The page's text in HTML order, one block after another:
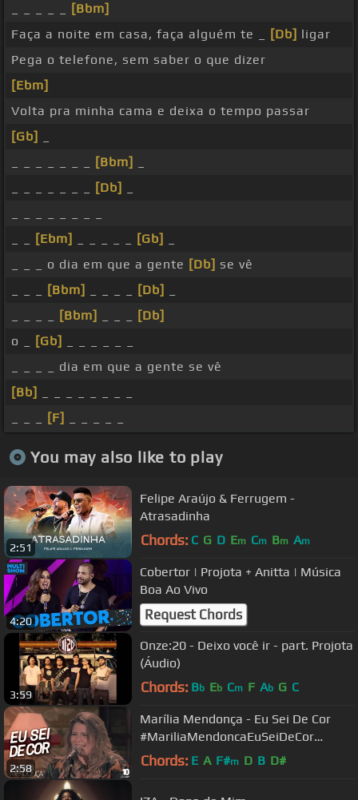
[Bbm]
Faça a noite em casa, faça alguém te _
[Db] ligar
Pega o telefone, sem saber o que dizer
[Ebm]
Volta pra minha cama e deixa o tempo passar
[Gb]
[Bbm]
[Db]
[Ebm] [Gb]
_ _ _ o dia em que a gente [Db] se vê
[Bbm] [Db]
[Bbm]
[Db]
o _
[Gb]
_ _ _ _ dia em que a gente se vê
[Bb]
[F]
You may also like to play
2:51
Felipe Araújo & Ferrugem -
Atrasadinha
Chords: C G D Em Cm Bm Am
4:20
Cobertor | Projota + Anitta | Música
Boa Ao Vivo
Request Chords
3:59
Onze:20 - Deixo você ir - part. Projota
(Áudio)
Chords: Bb Eb Cm F Ab G C
2:58
Marília Mendonça - Eu Sei De Cor
#MariliaMendoncaEuSeiDeCor
(Agora é que são elas)
Chords: E A F#m D B D#